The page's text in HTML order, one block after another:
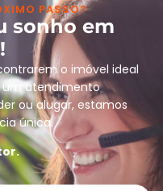
PASSO?
sonho em
o imóvel ideal
um atendimento
ou alugar, estamos
única.